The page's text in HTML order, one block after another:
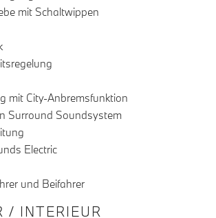
mit Schaltwippen
mit City-Anbremsfunktion
Surround Soundsystem
Electric
und Beifahrer
/ INTERIEUR